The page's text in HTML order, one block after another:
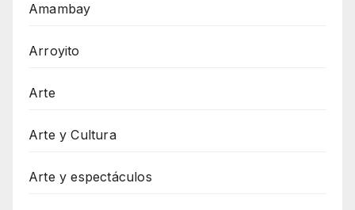
Amambay
Arroyito
Arte
Arte y Cultura
Arte y espectáculos